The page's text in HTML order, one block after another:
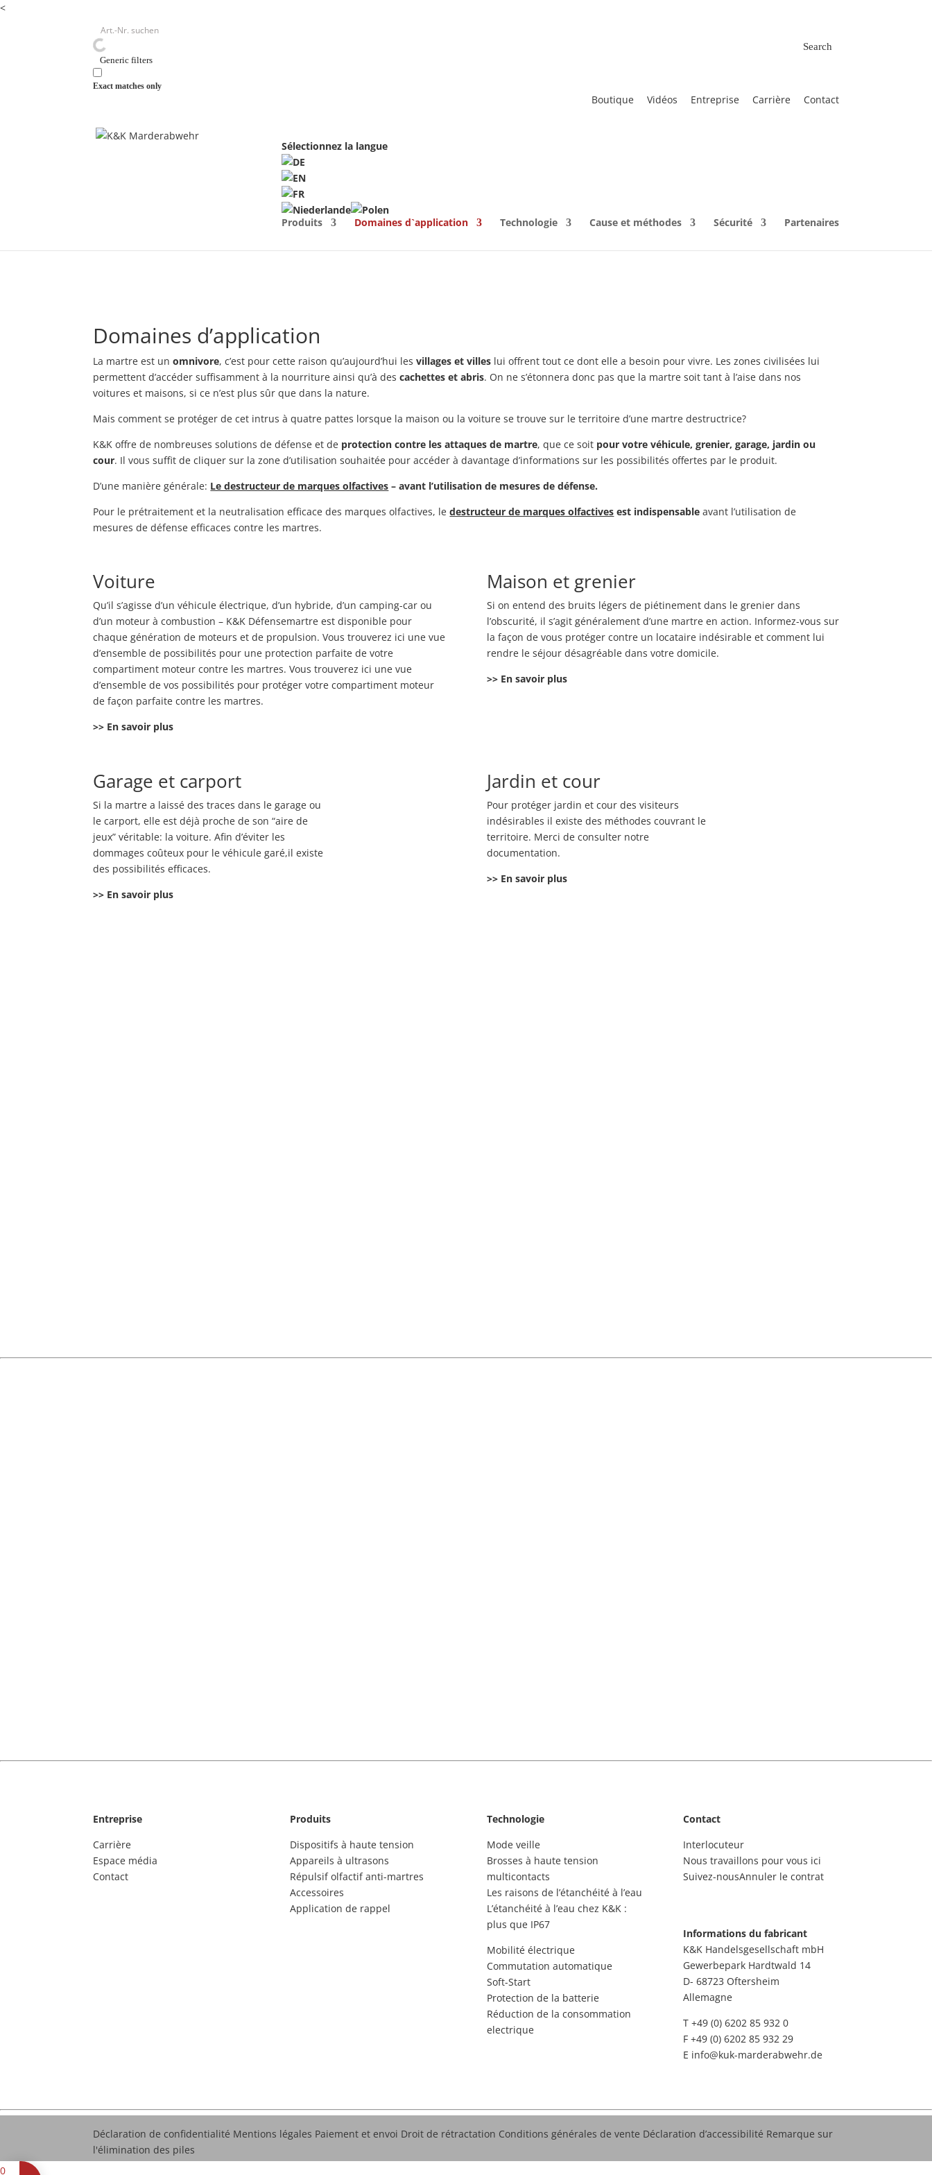
<
Search
Generic filters
Exact matches only
Boutique Vidéos Entreprise Carrière Contact
Sélectionnez la langue
Produits Domaines d`application Technologie Cause et méthodes Sécurité Partenaires
Domaines d’application
La martre est un omnivore, c’est pour cette raison qu’aujourd’hui lesvillages et villes lui offrent tout ce dont elle a besoin pour vivre. Les zones civilisées lui
permettent d’accéder suffisamment à la nourriture ainsi qu’à descachettes et abris. On ne s’étonnera donc pas que la martre soit tant à l’aise dans nos
voitures et maisons, si ce n’est plus sûr que dans la nature.
Mais comment se protéger de cet intrus à quatre pattes lorsque la maison ou la voiture se trouve sur le territoire d’une martre destructrice?
K&K offre de nombreuses solutions de défense et de protection contre les attaques de martre, que ce soit pour votre véhicule, grenier, garage, jardin ou
cour. Il vous suffit de cliquer sur la zone d’utilisation souhaitée pour accéder à davantage d’informations sur les possibilités offertes par le produit.
D’une manière générale: Le destructeur de marques olfactives – avant l’utilisation de mesures de défense.
Pour le prétraitement et la neutralisation efficace des marques olfactives, ledestructeur de marques olfactives est indispensable avant l’utilisation de
mesures de défense efficaces contre les martres.
Voiture
Qu’il s’agisse d’un véhicule électrique, d’un hybride, d’un camping-car ou
d’un moteur à combustion – K&K Défensemartre est disponible pour
chaque génération de moteurs et de propulsion. Vous trouverez ici une vue
d’ensemble de possibilités pour une protection parfaite de votre
compartiment moteur contre les martres. Vous trouverez ici une vue
d’ensemble de vos possibilités pour protéger votre compartiment moteur
de façon parfaite contre les martres.
>> En savoir plus
Maison et grenier
Si on entend des bruits légers de piétinement dans le grenier dans
l’obscurité, il s’agit généralement d’une martre en action. Informez-vous sur
la façon de vous protéger contre un locataire indésirable et comment lui
rendre le séjour désagréable dans votre domicile.
>> En savoir plus
Garage et carport
Si la martre a laissé des traces dans le garage ou
le carport, elle est déjà proche de son “aire de
jeux” véritable: la voiture. Afin d’éviter les
dommages coûteux pour le véhicule garé,il existe
des possibilités efficaces.
>> En savoir plus
Jardin et cour
Pour protéger jardin et cour des visiteurs
indésirables il existe des méthodes couvrant le
territoire. Merci de consulter notre
documentation.
>> En savoir plus
Entreprise
Carrière
Espace média
Contact
Produits
Dispositifs à haute tension
Appareils à ultrasons
Répulsif olfactif anti-martres
Accessoires
Application de rappel
Technologie
Mode veille
Brosses à haute tension
multicontacts
Les raisons de l’étanchéité à l’eau
L’étanchéité à l’eau chez K&K :
plus que IP67
Mobilité électrique
Commutation automatique
Soft-Start
Protection de la batterie
Réduction de la consommation
electrique
Contact
Interlocuteur
Nous travaillons pour vous ici
Suivez-nousAnnuler le contrat
Informations du fabricant
K&K Handelsgesellschaft mbH
Gewerbepark Hardtwald 14
D- 68723 Oftersheim
Allemagne
T +49 (0) 6202 85 932 0
F +49 (0) 6202 85 932 29
E info@kuk-marderabwehr.de
Déclaration de confidentialité Mentions légales Paiement et envoi Droit de rétractation Conditions générales de vente Déclaration d’accessibilité Remarque sur
l'élimination des piles
0